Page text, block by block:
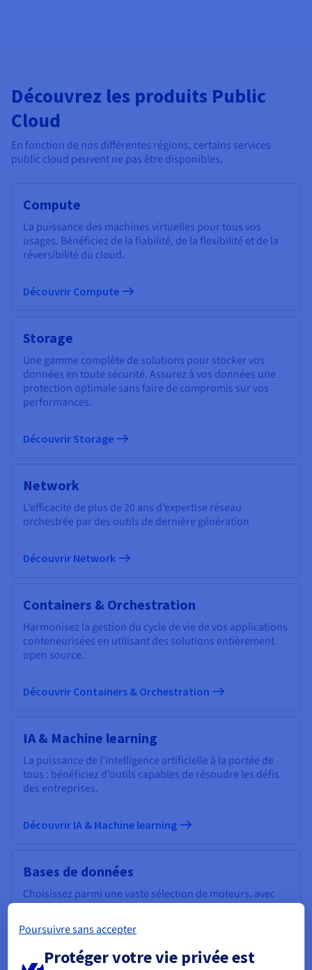
Découvrez les produits Public
Cloud
En fonction de nos différentes régions, certains services
public cloud peuvent ne pas être disponibles.
Compute
La puissance des machines virtuelles pour tous vos
usages. Bénéficiez de la fiabilité, de la flexibilité et de la
réversibilité du cloud.
Découvrir Compute
Storage
Une gamme complète de solutions pour stocker vos
données en toute sécurité. Assurez à vos données une
protection optimale sans faire de compromis sur vos
performances.
Découvrir Storage
Network
L’efficacité de plus de 20 ans d’expertise réseau
orchestrée par des outils de dernière génération
Découvrir Network
Containers & Orchestration
Harmonisez la gestion du cycle de vie de vos applications
conteneurisées en utilisant des solutions entièrement
open source.
Découvrir Containers & Orchestration
IA & Machine learning
La puissance de l’intelligence artificielle à la portée de
tous : bénéficiez d’outils capables de résoudre les défis
des entreprises.
Découvrir IA & Machine learning
Bases de données
Choisissez parmi une vaste sélection de moteurs, avec
une gestion experte de votre infrastructure de données.
Poursuivre sans accepter
Protéger votre vie privée est